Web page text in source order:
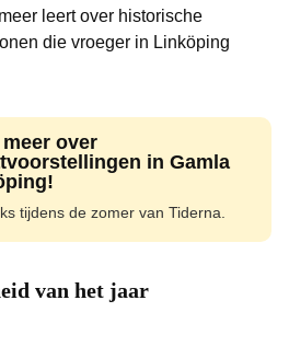
leert over historische
die vroeger in Linköping
over
in Gamla
tijdens de zomer van Tiderna.
van het jaar